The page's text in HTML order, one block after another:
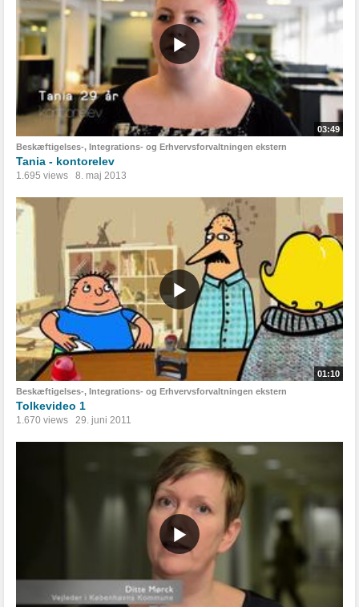
03:49
Beskæftigelses-, Integrations- og Erhvervsforvaltningen ekstern
Tania - kontorelev
1.695 views 8. maj 2013
01:10
Beskæftigelses-, Integrations- og Erhvervsforvaltningen ekstern
Tolkevideo 1
1.670 views 29. juni 2011